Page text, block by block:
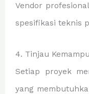
Vendor
spesifikasi teknis
4. Tinjau
Setiap proyek
yang